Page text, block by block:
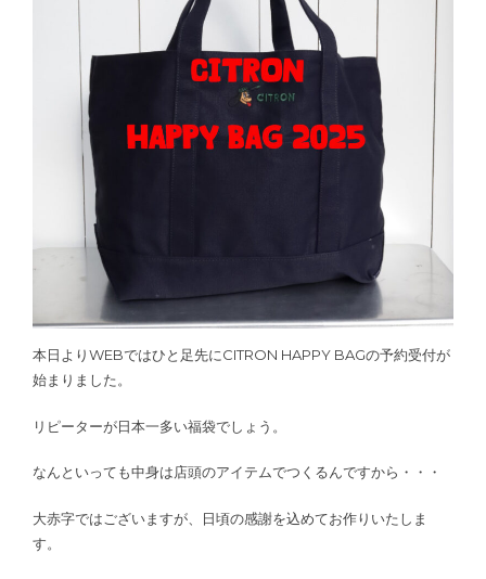
本日よりWEBではひと足先にCITRON HAPPY BAGの予約受付が
始まりました。
リピーターが日本一多い福袋でしょう。
なんといっても中身は店頭のアイテムでつくるんですから・・・
大赤字ではございますが、日頃の感謝を込めてお作りいたしま
す。